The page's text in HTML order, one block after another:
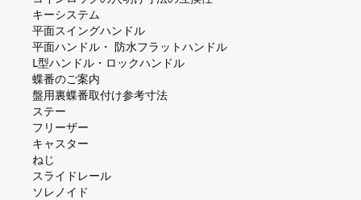
キーシステム
平⾯スイングハンドル
平⾯ハンドル・ 防⽔フラットハンドル
L型ハンドル・ロックハンドル
蝶番のご案内
盤⽤裏蝶番取付け参考⼨法
ステー
フリーザー
キャスター
ねじ
スライドレール
ソレノイド